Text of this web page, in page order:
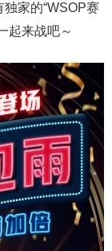
家的“WSOP赛
起来战吧～